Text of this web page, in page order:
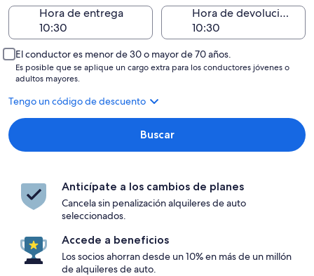
Hora de entrega
Hora de devolución
El conductor es menor de 30 o mayor de 70 años.
Es posible que se aplique un cargo extra para los conductores jóvenes o
adultos mayores.
Tengo un código de descuento
Buscar
Anticípate a los cambios de planes
Cancela sin penalización alquileres de auto
seleccionados.
Accede a beneficios
Los socios ahorran desde un 10% en más de un millón
de alquileres de auto.